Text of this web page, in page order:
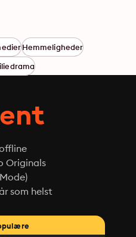
Hemmeligheder
Originals
som helst